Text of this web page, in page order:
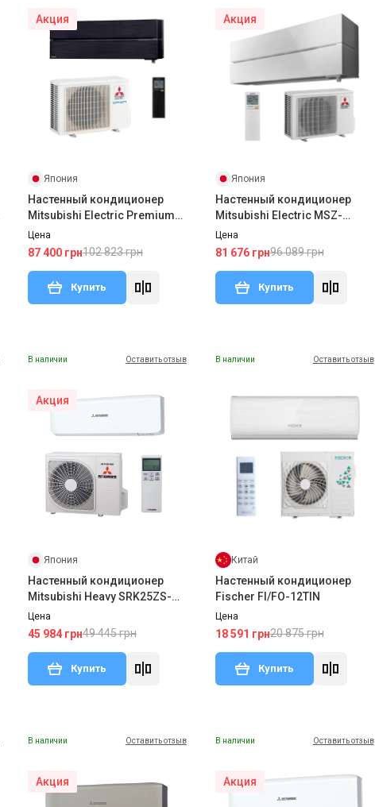
Акция
Япония
Настенный кондиционер
Mitsubishi Electric Premium
Inverter MSZ-LN25VG2B/MUZ-
LN25VG2
Цена
87 400 грн102 823 грн
Купить
Акция
Япония
Настенный кондиционер
Mitsubishi Electric MSZ-
LN25VG2W/MUZ-LN25VG2
Цена
81 676 грн96 089 грн
Купить
В наличии Оставить отзыв
Акция
Япония
Настенный кондиционер
Mitsubishi Heavy SRK25ZS-
W/SRC25ZS-W2
Цена
45 984 грн49 445 грн
Купить
В наличии Оставить отзыв
Китай
Настенный кондиционер
Fischer FI/FO-12TIN
Цена
18 591 грн20 875 грн
Купить
В наличии Оставить отзыв
Акция
В наличии Оставить отзыв
Акция